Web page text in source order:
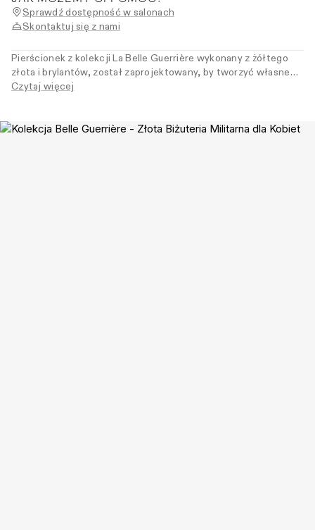
Sprawdź dostępność w salonach
Skontaktuj się z nami
Pierścionek z kolekcji La Belle Guerrière wykonany z żółtego
złota i brylantów, został zaprojektowany, by tworzyć własne
kompozycje – samodzielnie lub w duecie z sygnetem. Dla
Czytaj więcej